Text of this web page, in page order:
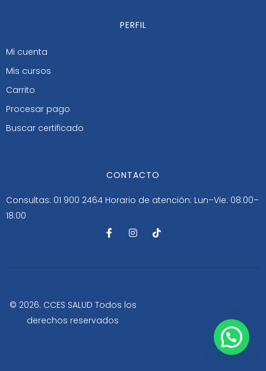
PERFIL
Mi cuenta
Mis cursos
Carrito
Procesar pago
Buscar certificado
CONTACTO
Consultas: 01 900 2464 Horario de atención: Lun–Vie: 08:00–
18:00
F
a
b
-
I
n
a
m
T
i
o
© 2026. CCES SALUD Todos los
derechos reservados